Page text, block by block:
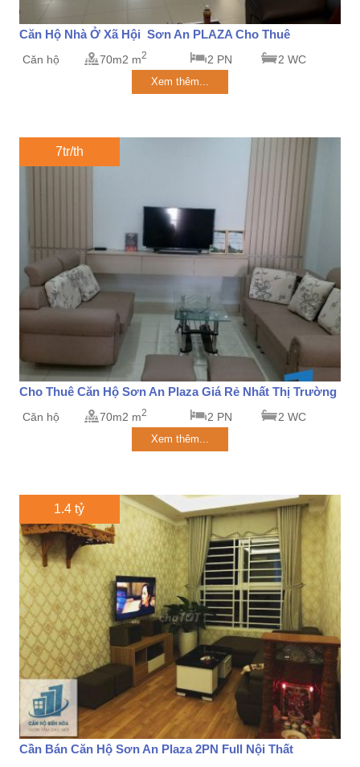
Căn Hộ Nhà Ở Xã Hội Sơn An PLAZA Cho Thuê
Căn hộ 70m2 m2 2 PN 2 WC
Xem thêm...
7tr/th
Cho Thuê Căn Hộ Sơn An Plaza Giá Rẻ Nhất Thị Trường
Căn hộ 70m2 m2 2 PN 2 WC
Xem thêm...
1.4 tỷ
Cần Bán Căn Hộ Sơn An Plaza 2PN Full Nội Thất